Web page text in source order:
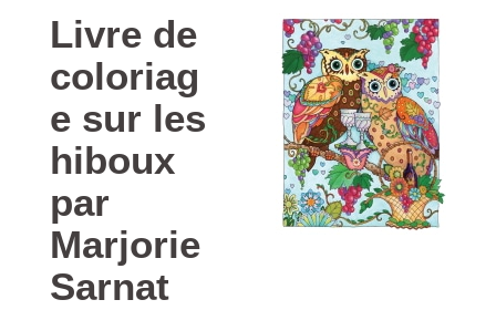
Livre de
coloriag
e sur les
hiboux
par
Marjorie
Sarnat